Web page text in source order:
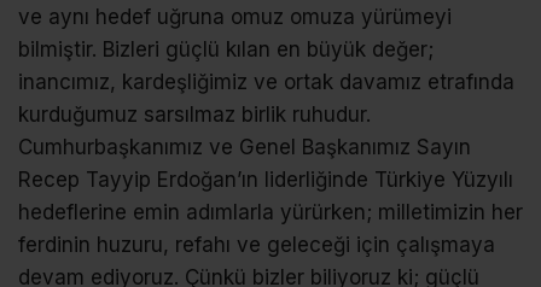
ve aynı hedef uğruna omuz omuza yürümeyi
bilmiştir. Bizleri güçlü kılan en büyük değer;
inancımız, kardeşliğimiz ve ortak davamız etrafında
kurduğumuz sarsılmaz birlik ruhudur.
Cumhurbaşkanımız ve Genel Başkanımız Sayın
Recep Tayyip Erdoğan’ın liderliğinde Türkiye Yüzyılı
hedeflerine emin adımlarla yürürken; milletimizin her
ferdinin huzuru, refahı ve geleceği için çalışmaya
devam ediyoruz. Çünkü bizler biliyoruz ki; güçlü